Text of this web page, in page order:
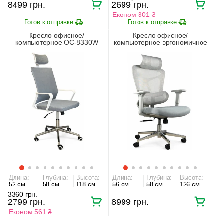
8499 грн. 2699 грн.
Економ 301 ₴
Кресло офисное/
компьютерное OC-8330W
Длина:
52 см
Глубина:
58 см
Высота:
118 см
3360 грн.
2799 грн.
Економ 561 ₴
Кресло офисное/
компьютерное эргономичное
Perfect Home Серый
Длина:
56 см
Глубина:
58 см
Высота:
126 см
8999 грн.